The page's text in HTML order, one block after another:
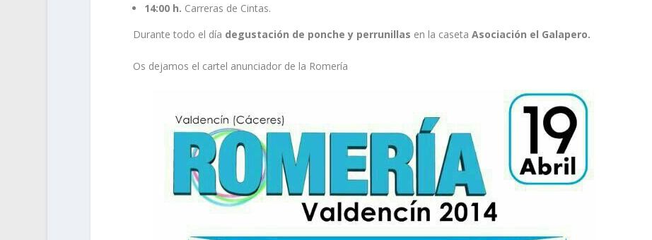
14:00 h. Carreras de Cintas.
Durante todo el día degustación de ponche y perrunillas en la caseta Asociación el Galapero.
Os dejamos el cartel anunciador de la Romería